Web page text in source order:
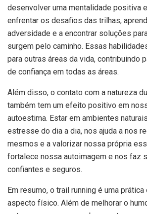
desenvolver uma mentalidade positiva
enfrentar os desafios das trilhas,
adversidade e a encontrar soluções
surgem pelo caminho. Essas
para outras áreas da vida, contribuindo
de confiança em todas as áreas.
Além disso, o contato com a natureza
também tem um efeito positivo em
autoestima. Estar em ambientes
estresse do dia a dia, nos ajuda a nos
mesmos e a valorizar nossa própria
fortalece nossa autoimagem e nos faz
confiantes e seguros.
Em resumo, o trail running é uma
aspecto físico. Além de melhorar o